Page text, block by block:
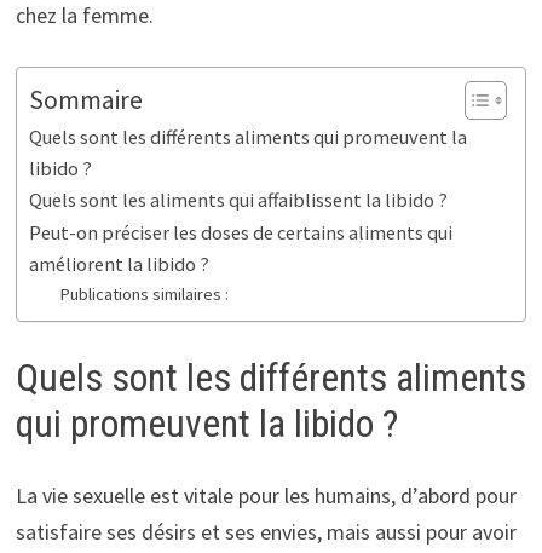
chez la femme.
Sommaire
Quels sont les différents aliments qui promeuvent la
libido ?
Quels sont les aliments qui affaiblissent la libido ?
Peut-on préciser les doses de certains aliments qui
améliorent la libido ?
Publications similaires :
Quels sont les différents aliments
qui promeuvent la libido ?
La vie sexuelle est vitale pour les humains, d’abord pour
satisfaire ses désirs et ses envies, mais aussi pour avoir